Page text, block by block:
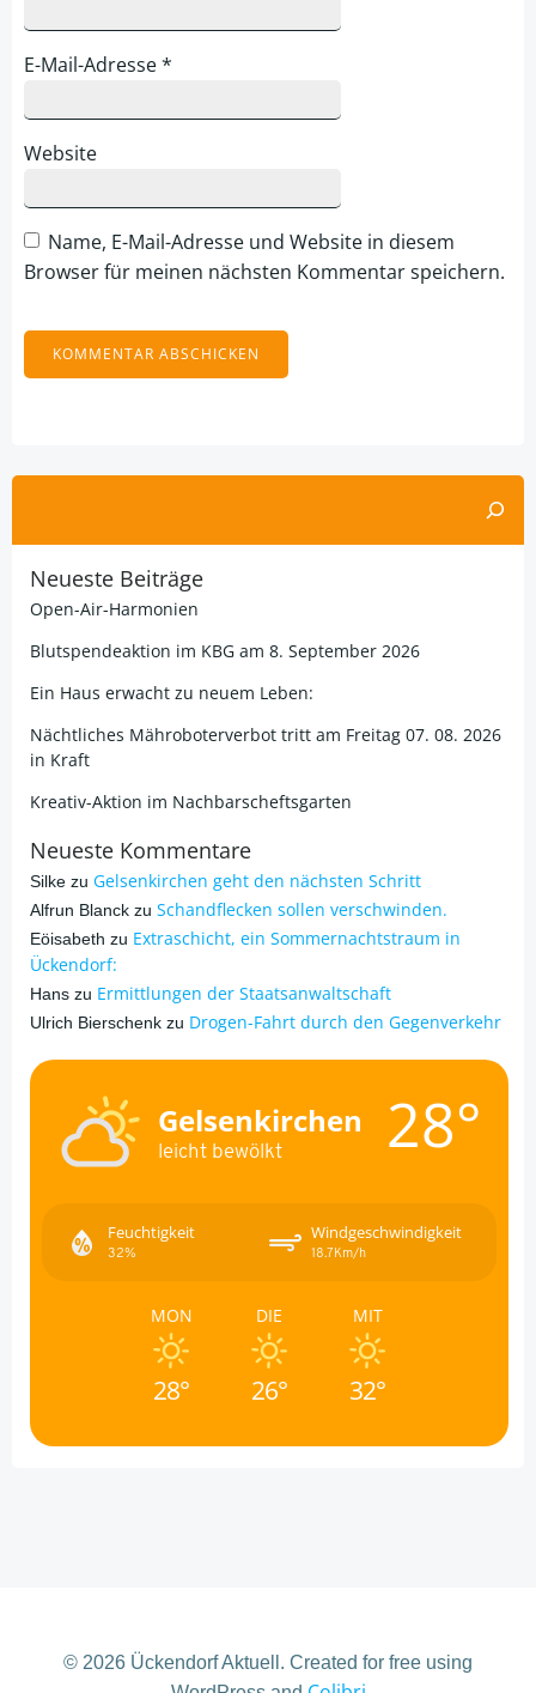
E-Mail-Adresse*
Website
Name, E-Mail-Adresse und Website in diesem
Browser für meinen nächsten Kommentar speichern.
Neueste Beiträge
Open-Air-Harmonien
Blutspendeaktion im KBG am 8. September 2026
Ein Haus erwacht zu neuem Leben:
Nächtliches Mähroboterverbot tritt am Freitag 07. 08. 2026
in Kraft
Kreativ-Aktion im Nachbarscheftsgarten
Neueste Kommentare
Silke zu Gelsenkirchen geht den nächsten Schritt
Alfrun Blanck zu Schandflecken sollen verschwinden.
Eöisabeth zu Extraschicht, ein Sommernachtstraum in
Ückendorf:
Hans zu Ermittlungen der Staatsanwaltschaft
Ulrich Bierschenk zu Drogen-Fahrt durch den Gegenverkehr
Gelsenkirchen
leicht bewölkt 28°
Feuchtigkeit
32%
Windgeschwindigkeit
18.7Km/h
MON
28°
DIE
26°
MIT
32°
© 2026 Ückendorf Aktuell. Created for free using